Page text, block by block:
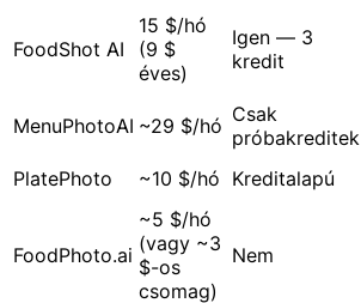
FoodShot AI
15 $/hó
(9 $
éves)
Igen — 3
kredit
MenuPhotoAI ~29 $/hó Csak
próbakreditek
PlatePhoto ~10 $/hó Kreditalapú
FoodPhoto.ai
~5 $/hó
(vagy ~3
$-os
csomag)
Nem